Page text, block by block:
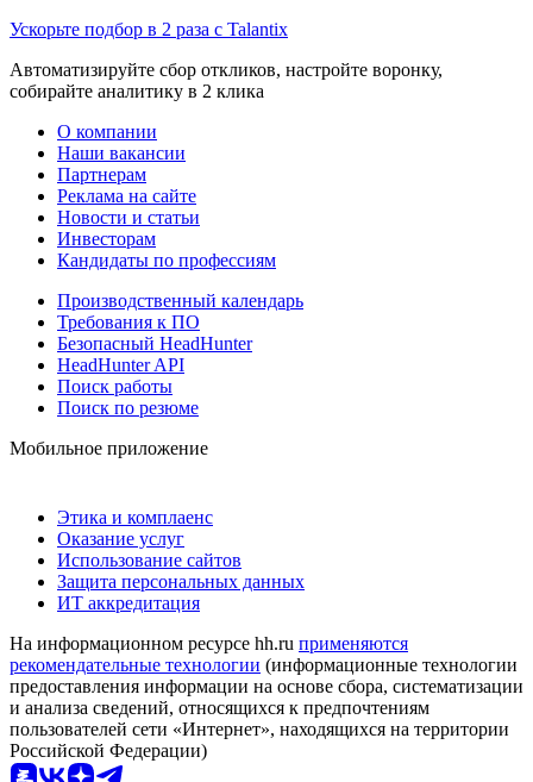
Ускорьте подбор в 2 раза с Talantix
Автоматизируйте сбор откликов, настройте воронку,
собирайте аналитику в 2 клика
О компании
Наши вакансии
Партнерам
Реклама на сайте
Новости и статьи
Инвесторам
Кандидаты по профессиям
Производственный календарь
Требования к ПО
Безопасный HeadHunter
HeadHunter API
Поиск работы
Поиск по резюме
Мобильное приложение
Этика и комплаенс
Оказание услуг
Использование сайтов
Защита персональных данных
ИТ аккредитация
На информационном ресурсе hh.ru применяются
рекомендательные технологии (информационные технологии
предоставления информации на основе сбора, систематизации
и анализа сведений, относящихся к предпочтениям
пользователей сети «Интернет», находящихся на территории
Российской Федерации)